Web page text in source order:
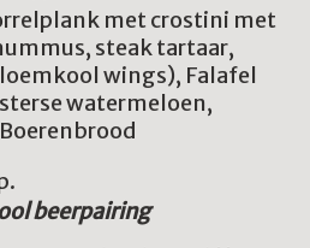
met crostini met
steak tartaar,
wings), Falafel
watermeloen,
beerpairing